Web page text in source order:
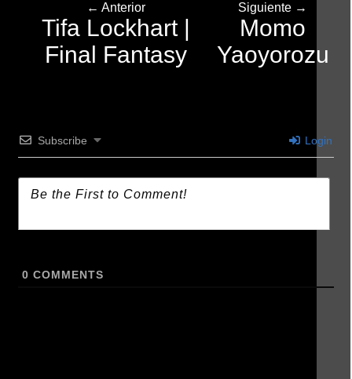
← Anterior
Tifa Lockhart |
Final Fantasy
Siguiente →
Momo
Yaoyorozu
Subscribe Login
0 COMMENTS